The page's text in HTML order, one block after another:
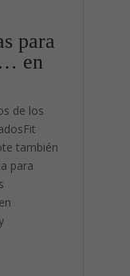
para
en
de los
también
para